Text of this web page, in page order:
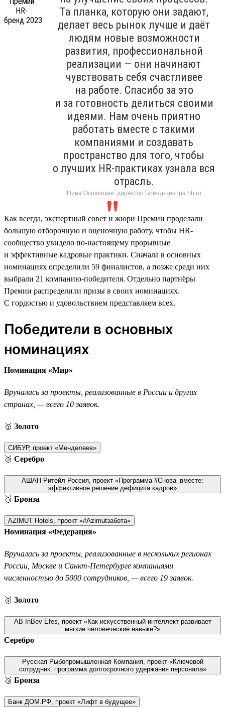
Та планка, которую они задают,
делает весь рынок лучше и даёт
людям новые возможности
развития, профессиональной
реализации — они начинают
чувствовать себя счастливее
на работе. Спасибо за это
и за готовность делиться своими
идеями. Нам очень приятно
работать вместе с такими
компаниями и создавать
пространство для того, чтобы
о лучших HR-практиках узнала вся
отрасль.
Нина Осовицкая, директор Бренд-центра hh.ru
Как всегда, экспертный совет и жюри Премии проделали
большую отборочную и оценочную работу, чтобы HR-
сообщество увидело по-настоящему прорывные
и эффективные кадровые практики. Сначала в основных
номинациях определили 59 финалистов, а позже среди них
выбрали 21 компанию-победителя. Отдельно партнёры
Премии распределили призы в своих номинациях.
С гордостью и удовольствием представляем всех.
Победители в основных
номинациях
Номинация «Мир»
Вручалась за проекты, реализованные в России и других
странах, — всего 10 заявок.
🥇 Золото
СИБУР, проект «Менделеев»
🥈 Серебро
АШАН Ритейл Россия, проект «Программа #Снова_вместе:
эффективное решение дефицита кадров»
🥉 Бронза
AZIMUT Hotels, проект «#Azimutзабота»
Номинация «Федерация»
Вручалась за проекты, реализованные в нескольких регионах
России, Москве и Санкт-Петербурге компаниями
численностью до 5000 сотрудников, — всего 19 заявок.
🥇 Золото
AB InBev Efes, проект «Как искусственный интеллект развивает
мягкие человеческие навыки?»
Серебро
Русская Рыбопромышленная Компания, проект «Ключевой
сотрудник: программа долгосрочного удержания персонала»
🥉 Бронза
Банк ДОМ.РФ, проект «Лифт в будущее»